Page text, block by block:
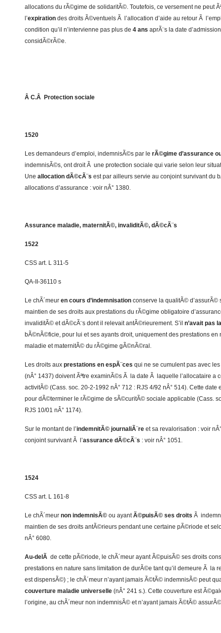
allocations du rÃ©gime de solidaritÃ©. Toutefois, ce versement ne peut
l’expiration des droits Ã©ventuels Ã l’allocation d’aide au retour Ã
condition qu’il n’intervienne pas plus de 4 ans aprÃ¨s la date
considÃ©rÃ©e.
Â C.Â Protection sociale
1520
Les demandeurs d’emploi, indemnisÃ©s par le rÃ©gime d’assurance
indemnisÃ©s, ont droit Ã une protection sociale qui varie selon leur
Une allocation dÃ©cÃ¨s est par ailleurs servie au conjoint survivant du
allocations d’assurance : voir nÂ° 1380.
Assurance maladie, maternitÃ©, invaliditÃ©, dÃ©cÃ¨s
1522
CSS art. L 311-5
QA-II-36110 s
Le chÃ´meur en cours d’indemnisation conserve la qualitÃ©
maintien de ses droits aux prestations du rÃ©gime obligatoire
invaliditÃ© et dÃ©cÃ¨s dont il relevait antÃ©rieurement. S’il n’avait pas
bÃ©nÃ©ficie, pour lui et ses ayants droit, uniquement des prestations en
maladie et maternitÃ© du rÃ©gime gÃ©nÃ©ral.
Les droits aux prestations en espÃ¨ces qui ne se cumulent pas avec
(nÂ° 1437) doivent Ãªtre examinÃ©s Ã la date Ã laquelle l’allocataire a
activitÃ© (Cass. soc. 20-2-1992 nÂ° 712 : RJS 4/92 nÂ° 514). Cette date
pour dÃ©terminer le rÃ©gime de sÃ©curitÃ© sociale applicable (Cass.
RJS 10/01 nÂ° 1174).
Sur le montant de l’indemnitÃ© journaliÃ¨re et sa revalorisation : voir
conjoint survivant Ã l’assurance dÃ©cÃ¨s : voir nÂ° 1051.
1524
CSS art. L 161-8
Le chÃ´meur non indemnisÃ© ou ayantÃ©puisÃ© ses droits Ã
maintien de ses droits antÃ©rieurs pendant une certaine pÃ©riode et
nÂ° 6080.
Au-delÃ de cette pÃ©riode, le chÃ´meur ayant Ã©puisÃ© ses droits
prestations en nature sans limitation de durÃ©e tant qu’il demeure Ã la
est dispensÃ©) ; le chÃ´meur n’ayant jamais Ã©tÃ© indemnisÃ© peut
couverture maladie universelle (nÂ° 241 s.). Cette couverture est
l’origine, au chÃ´meur non indemnisÃ© et n’ayant jamais Ã©tÃ©